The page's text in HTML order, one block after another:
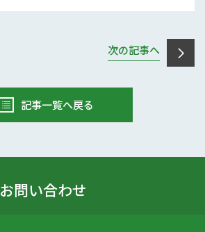
次の記事へ
記事一覧へ戻る
お問い合わせ